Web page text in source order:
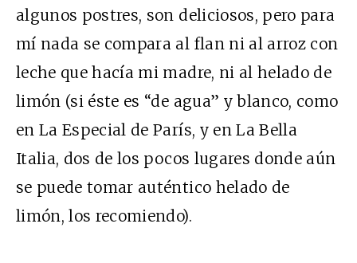
algunos postres, son deliciosos, pero para
mí nada se compara al flan ni al arroz con
leche que hacía mi madre, ni al helado de
limón (si éste es “de agua” y blanco, como
en La Especial de París, y en La Bella
Italia, dos de los pocos lugares donde aún
se puede tomar auténtico helado de
limón, los recomiendo).